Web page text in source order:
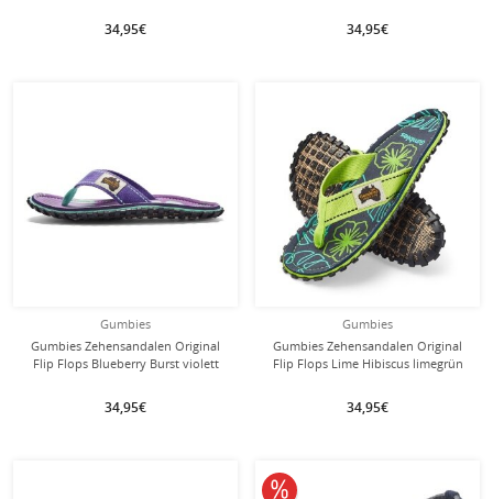
34,95€ 34,95€
Gumbies
Gumbies Zehensandalen Original
Flip Flops Blueberry Burst violett
34,95€
Gumbies
Gumbies Zehensandalen Original
Flip Flops Lime Hibiscus limegrün
34,95€
10% reduziert